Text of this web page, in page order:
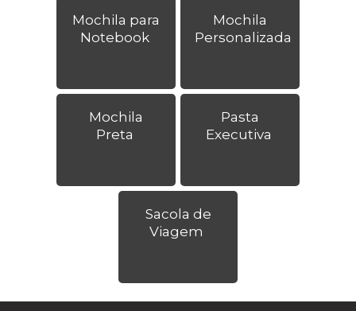
Mochila para
Notebook
Mochila
Personalizada
Mochila
Preta
Pasta
Executiva
Sacola de
Viagem